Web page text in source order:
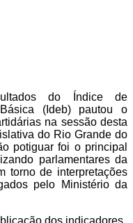
do Índice de
(Ideb) pautou o
na sessão desta
do Rio Grande do
potiguar foi o principal
parlamentares da
torno de interpretações
pelo Ministério da
dos indicadores